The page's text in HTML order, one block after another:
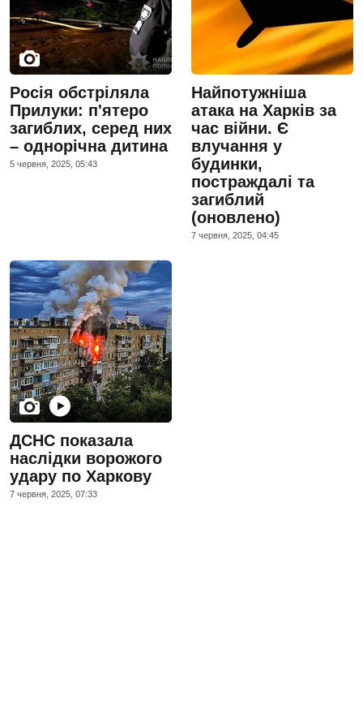
Росія обстріляла
Прилуки: п'ятеро
загиблих, серед них
– однорічна дитина
5 червня, 2025, 05:43
Найпотужніша
атака на Харків за
час війни. Є
влучання у
будинки,
постраждалі та
загиблий
(оновлено)
7 червня, 2025, 04:45
ДСНС показала
наслідки ворожого
удару по Харкову
7 червня, 2025, 07:33